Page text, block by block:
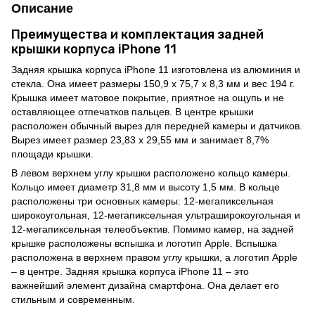
Описание
Преимущества и комплектация задней
крышки корпуса iPhone 11
Задняя крышка корпуса iPhone 11 изготовлена из алюминия и
стекла. Она имеет размеры 150,9 x 75,7 x 8,3 мм и вес 194 г.
Крышка имеет матовое покрытие, приятное на ощупь и не
оставляющее отпечатков пальцев. В центре крышки
расположен обычный вырез для передней камеры и датчиков.
Вырез имеет размер 23,83 x 29,55 мм и занимает 8,7%
площади крышки.
В левом верхнем углу крышки расположено кольцо камеры.
Кольцо имеет диаметр 31,8 мм и высоту 1,5 мм. В кольце
расположены три основных камеры: 12-мегапиксельная
широкоугольная, 12-мегапиксельная ультраширокоугольная и
12-мегапиксельная телеобъектив. Помимо камер, на задней
крышке расположены вспышка и логотип Apple. Вспышка
расположена в верхнем правом углу крышки, а логотип Apple
– в центре. Задняя крышка корпуса iPhone 11 – это
важнейший элемент дизайна смартфона. Она делает его
стильным и современным.